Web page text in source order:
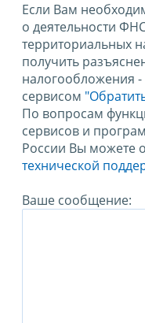
Если Вам
о деятельности
территориальных
получить
налогообложения
сервисом
По вопросам
сервисов и
России Вы можете
технической
Ваше сообщение: